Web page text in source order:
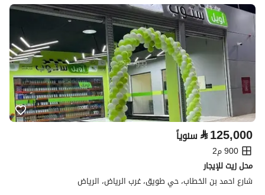
⃁125,000 سنوياً
900 م2
محل زيت للإيجار
شارع احمد بن الخطاب، حي طويق، غرب الرياض، الرياض